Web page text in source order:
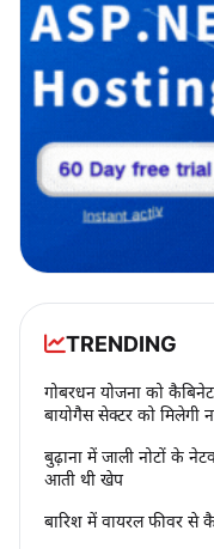
TRENDING
गोबरधन योजना को
बायोगैस सेक्टर को मिलेगी
बुढ़ाना में जाली नोटों के
आती थी खेप
बारिश में वायरल फीवर से